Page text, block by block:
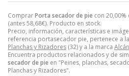
ComprarPorta secador de pie con
(antes58,68€). Producto en stock.
Precio, información, características e
referencia portasecador pie, pertenece a
Planchas y Rizadores (32) y a la marca
Encuentra productos relacionados y de
secador de pie en "Peines, planchas,
Planchas y Rizadores".